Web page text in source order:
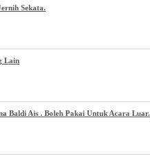
Sekata.
Lain
Baldi Ais . Boleh Pakai Untuk Acara Luar.